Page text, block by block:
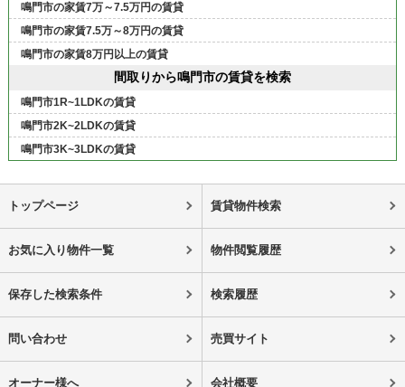
鳴門市の家賃7万～7.5万円の賃貸
鳴門市の家賃7.5万～8万円の賃貸
鳴門市の家賃8万円以上の賃貸
間取りから鳴門市の賃貸を検索
鳴門市1R~1LDKの賃貸
鳴門市2K~2LDKの賃貸
鳴門市3K~3LDKの賃貸
トップページ 賃貸物件検索
お気に入り物件一覧 物件閲覧履歴
保存した検索条件 検索履歴
問い合わせ 売買サイト
オーナー様へ 会社概要